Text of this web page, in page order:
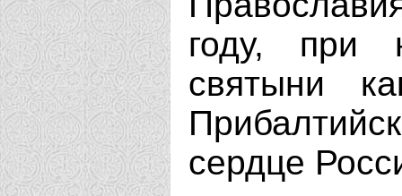
году, при
святыни
сердце